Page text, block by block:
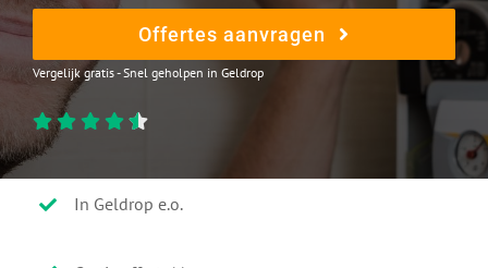
Offertes aanvragen
Vergelijk gratis - Snel geholpen in Geldrop
In Geldrop e.o.